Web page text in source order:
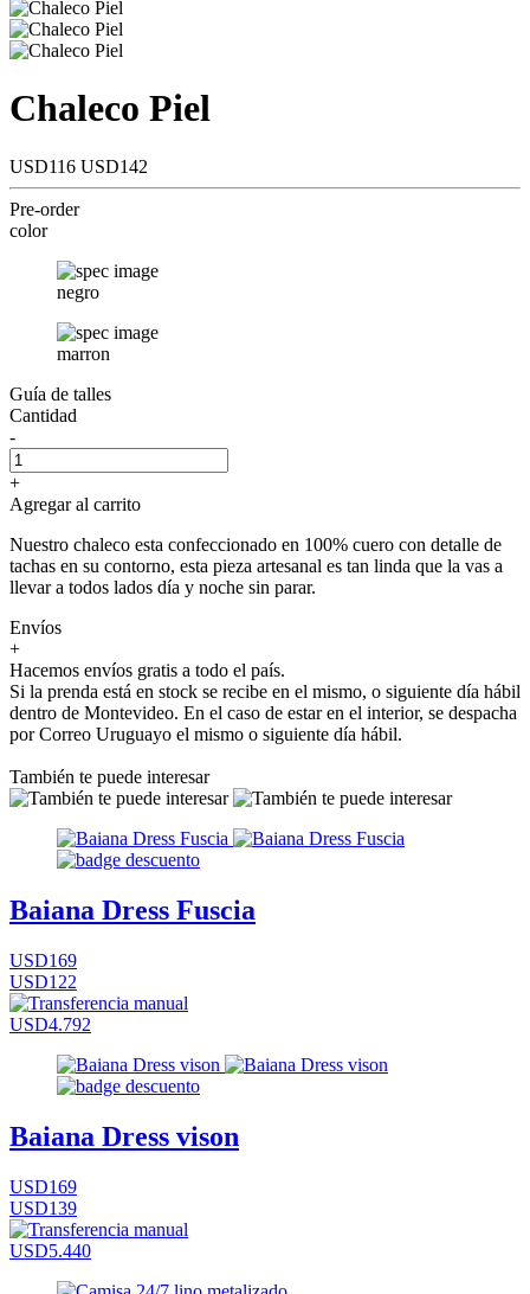
Chaleco Piel
USD116 USD142
Pre-order
color
negro
marron
Guía de talles
Cantidad
-
+
Agregar al carrito
Nuestro chaleco esta confeccionado en 100% cuero con detalle de
tachas en su contorno, esta pieza artesanal es tan linda que la vas a
llevar a todos lados día y noche sin parar.
Envíos
+
Hacemos envíos gratis a todo el país.
Si la prenda está en stock se recibe en el mismo, o siguiente día hábil
dentro de Montevideo. En el caso de estar en el interior, se despacha
por Correo Uruguayo el mismo o siguiente día hábil.
También te puede interesar
Baiana Dress Fuscia
USD169
USD122
USD4.792
Baiana Dress vison
USD169
USD139
USD5.440